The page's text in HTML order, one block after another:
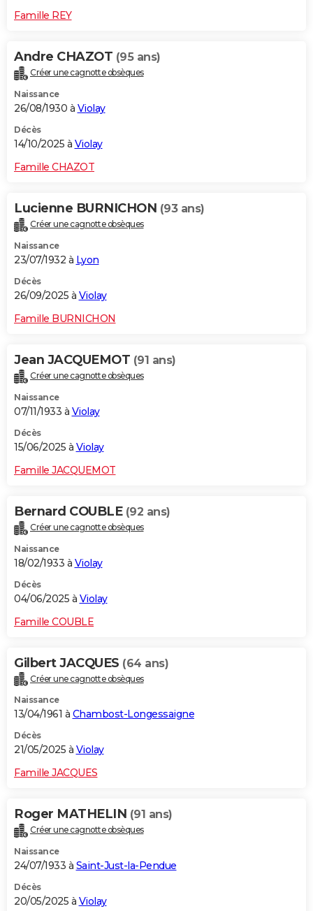
Famille REY
Andre CHAZOT (95 ans)
Créer une cagnotte obsèques
Naissance
26/08/1930 à Violay
Décès
14/10/2025 à Violay
Famille CHAZOT
Lucienne BURNICHON (93 ans)
Créer une cagnotte obsèques
Naissance
23/07/1932 à Lyon
Décès
26/09/2025 à Violay
Famille BURNICHON
Jean JACQUEMOT (91 ans)
Créer une cagnotte obsèques
Naissance
07/11/1933 à Violay
Décès
15/06/2025 à Violay
Famille JACQUEMOT
Bernard COUBLE (92 ans)
Créer une cagnotte obsèques
Naissance
18/02/1933 à Violay
Décès
04/06/2025 à Violay
Famille COUBLE
Gilbert JACQUES (64 ans)
Créer une cagnotte obsèques
Naissance
13/04/1961 à Chambost-Longessaigne
Décès
21/05/2025 à Violay
Famille JACQUES
Roger MATHELIN (91 ans)
Créer une cagnotte obsèques
Naissance
24/07/1933 à Saint-Just-la-Pendue
Décès
20/05/2025 à Violay